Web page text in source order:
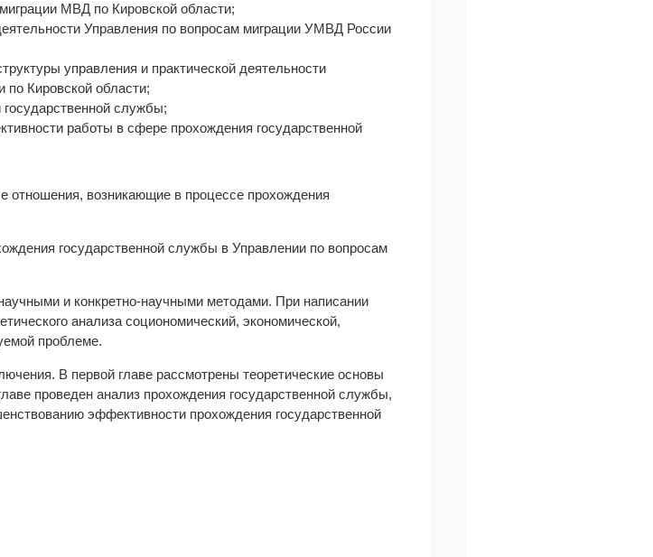
МВД по Кировской области;
Управления по вопросам миграции УМВД России
управления и практической деятельности
Кировской области;
службы;
работы в сфере прохождения государственной
отношения, возникающие в процессе прохождения
государственной службы в Управлении по вопросам
и конкретно-научными методами. При написании
анализа социономический, экономической,
проблеме.
В первой главе рассмотрены теоретические основы
проведен анализ прохождения государственной службы,
эффективности прохождения государственной